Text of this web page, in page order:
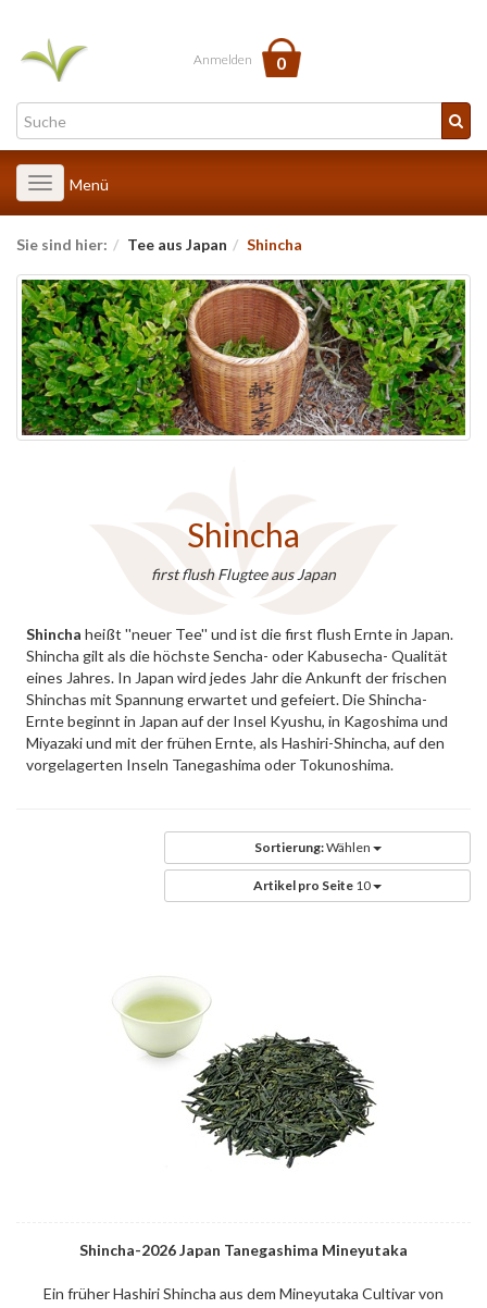
Anmelden 0
Toggle
navigation
Menü
Sie sind hier: Tee aus Japan Shincha
Shincha
first flush Flugtee aus Japan
Shincha heißt ''neuer Tee'' und ist die first flush Ernte in Japan.
Shincha gilt als die höchste Sencha- oder Kabusecha- Qualität
eines Jahres. In Japan wird jedes Jahr die Ankunft der frischen
Shinchas mit Spannung erwartet und gefeiert. Die Shincha-
Ernte beginnt in Japan auf der Insel Kyushu, in Kagoshima und
Miyazaki und mit der frühen Ernte, als Hashiri-Shincha, auf den
vorgelagerten Inseln Tanegashima oder Tokunoshima.
Sortierung:Wählen
Artikel pro Seite 10
Shincha-2026 Japan Tanegashima Mineyutaka
Ein früher Hashiri Shincha aus dem Mineyutaka Cultivar von